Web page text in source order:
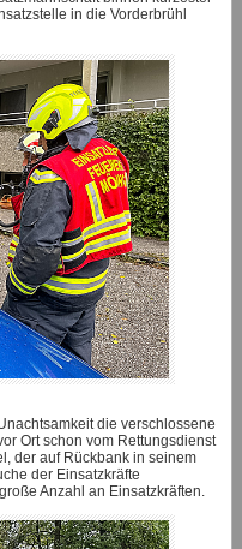
in die Vorderbrühl
die verschlossene
Ort schon vom Rettungsdienst
der auf Rückbank in seinem
der Einsatzkräfte
Anzahl an Einsatzkräften.